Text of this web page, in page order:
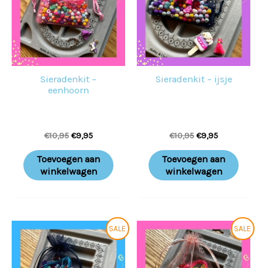
Sieradenkit –
eenhoorn
€10,95 €9,95
Toevoegen aan
winkelwagen
Sieradenkit – ijsje
€10,95 €9,95
Toevoegen aan
winkelwagen
SALE
Oorspronkelijke
prijs
was:
€10,95.
Huidige
prijs
is:
€9,95.
SALE
Oorspronkelijke
prijs
was:
€10,95.
Huidige
prijs
is:
€9,95.